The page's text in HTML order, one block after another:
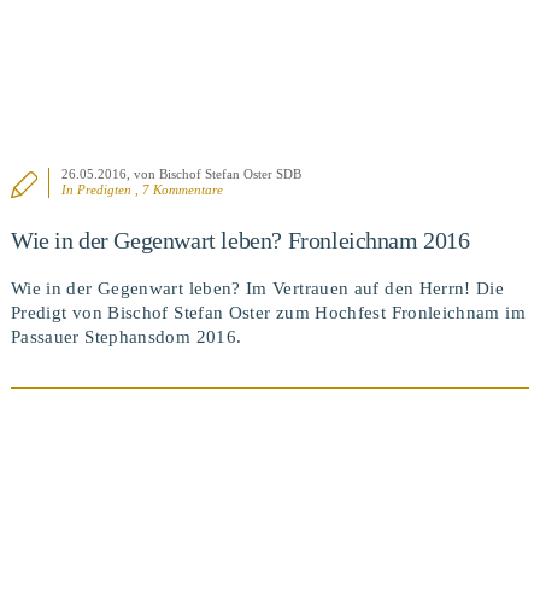
26.05.2016, von Bischof Stefan Oster SDB
InPredigten , 7 Kommentare
Wie in der Gegenwart leben? Fronleichnam 2016
Wie in der Gegenwart leben? Im Vertrauen auf den Herrn! Die
Predigt von Bischof Stefan Oster zum Hochfest Fronleichnam im
Passauer Stephansdom 2016.